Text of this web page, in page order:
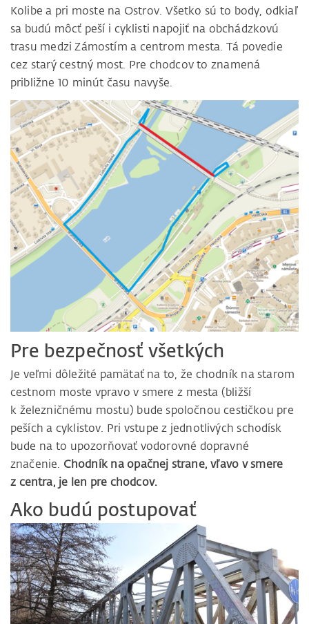
Kolibe a pri moste na Ostrov. Všetko sú to body, odkiaľ
sa budú môcť peší i cyklisti napojiť na obchádzkovú
trasu medzi Zámostím a centrom mesta. Tá povedie
cez starý cestný most. Pre chodcov to znamená
približne 10 minút času navyše.
Pre bezpečnosť všetkých
Je veľmi dôležité pamätať na to, že chodník na starom
cestnom moste vpravo v smere z mesta (bližší
k železničnému mostu) bude spoločnou cestičkou pre
peších a cyklistov. Pri vstupe z jednotlivých schodísk
bude na to upozorňovať vodorovné dopravné
značenie. Chodník na opačnej strane, vľavo v smere
z centra, je len pre chodcov.
Ako budú postupovať